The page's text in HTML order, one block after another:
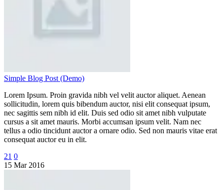
Simple Blog Post (Demo)
Lorem Ipsum. Proin gravida nibh vel velit auctor aliquet. Aenean
sollicitudin, lorem quis bibendum auctor, nisi elit consequat ipsum,
nec sagittis sem nibh id elit. Duis sed odio sit amet nibh vulputate
cursus a sit amet mauris. Morbi accumsan ipsum velit. Nam nec
tellus a odio tincidunt auctor a ornare odio. Sed non mauris vitae erat
consequat auctor eu in elit.
21 0
15 Mar 2016